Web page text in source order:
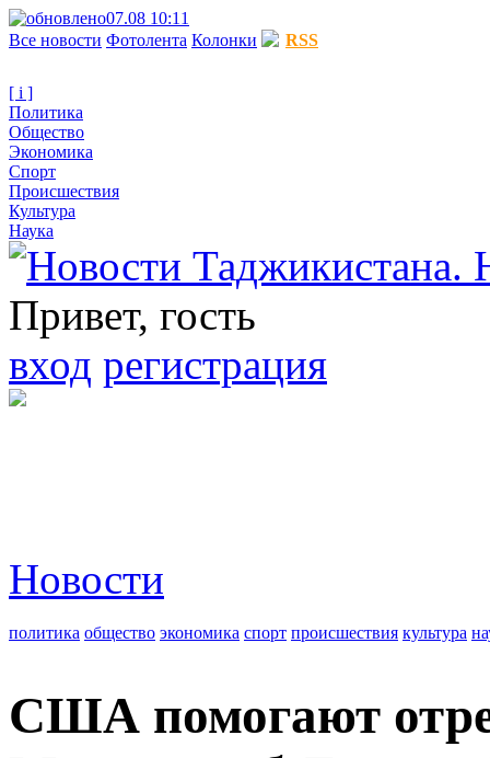
07.08 10:11
Все новости Фотолента Колонки RSS
[ i ]
Политика
Общество
Экономика
Спорт
Происшествия
Культура
Наука
Привет, гость
вход регистрация
Новости
политика общество экономика спорт происшествия культура
США помогают